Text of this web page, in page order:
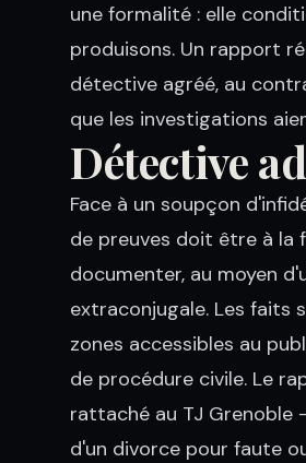
une formalité : elle
produisons. Un rapport
détective agréé, au
que les investigations
Détective
Face à un soupçon
de preuves doit être à la
documenter, au moyen
extraconjugale. Les faits
zones accessibles au
de procédure civile. Le
rattaché au TJ Grenoble
d'un divorce pour faute